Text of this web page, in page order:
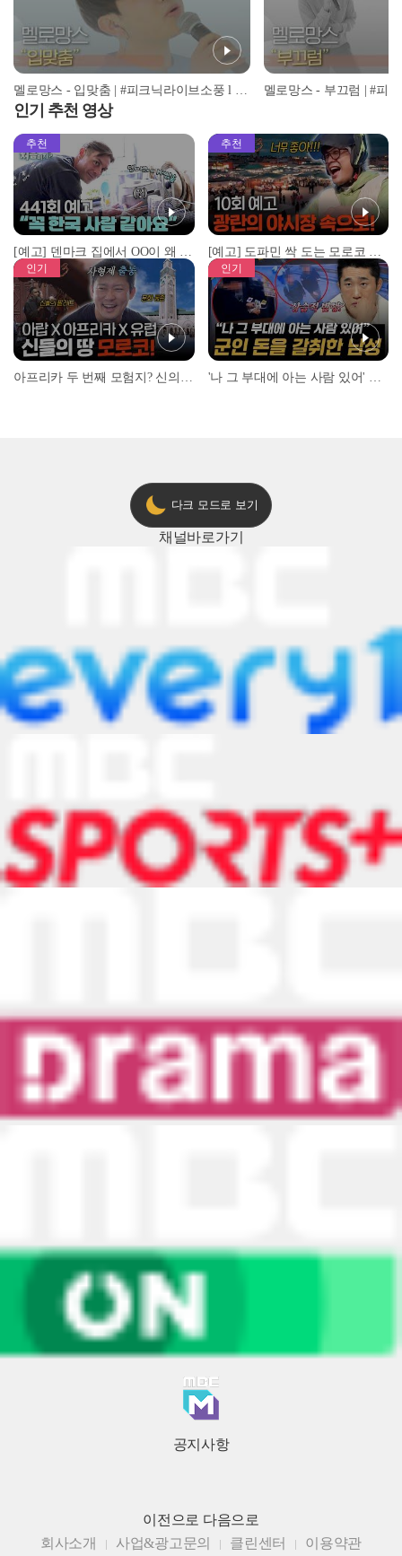
멜로망스 - 입맞춤 | #피크닉라이브소풍 l EP.85
인기 추천 영상
추천
[예고] 덴마크 집에서 OO이 왜 나와...? 이상할 정도로 한국을 사랑하는 우리 형을 제보합니다!
추천
[예고] 도파민 싹 도는 모로코 야시장 투어!
인기 인기
다크 모드로 보기
채널바로가기
공지사항
이전으로 다음으로
회사소개
사업&광고문의 클린센터 이용약관